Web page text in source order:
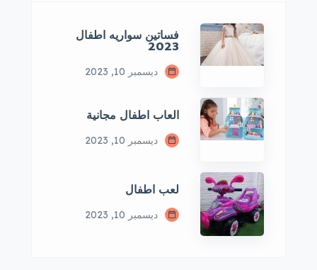
فساتين سواريه اطفال
2023
ديسمبر 10, 2023
العاب اطفال مجانية
ديسمبر 10, 2023
لعب اطفال
ديسمبر 10, 2023